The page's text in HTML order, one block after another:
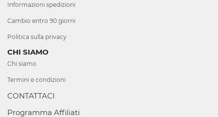
Informazioni spedizioni
Cambio entro 90 giorni
Politica sulla privacy
CHI SIAMO
Chi siamo
Termini e condizioni
CONTATTACI
Programma Affiliati